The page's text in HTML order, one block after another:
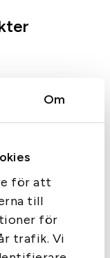
Om
för att
till
för
trafik. Vi